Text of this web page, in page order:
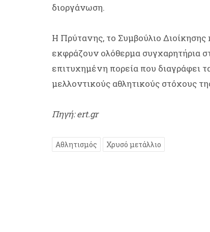
διοργάνωση.
Η Πρύτανης, το Συμβούλιο
εκφράζουν ολόθερμα συγχαρητήρια
επιτυχημένη πορεία που διαγράφει
μελλοντικούς αθλητικούς στόχους
Πηγή: ert.gr
Αθλητισμός Χρυσό μετάλλιο